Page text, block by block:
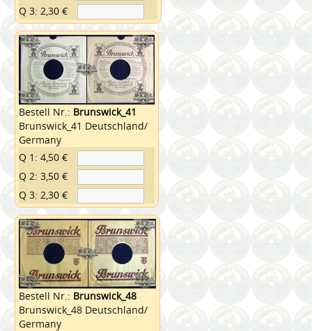
Q 3: 2,30 €
Bestell Nr.: Brunswick_41
Brunswick_41 Deutschland/
Germany
Q 1: 4,50 €
Q 2: 3,50 €
Q 3: 2,30 €
Bestell Nr.: Brunswick_48
Brunswick_48 Deutschland/
Germany